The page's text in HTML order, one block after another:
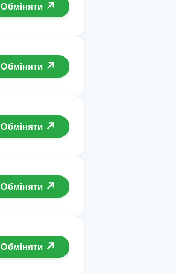
Обміняти
Обміняти
Обміняти
Обміняти
Обміняти